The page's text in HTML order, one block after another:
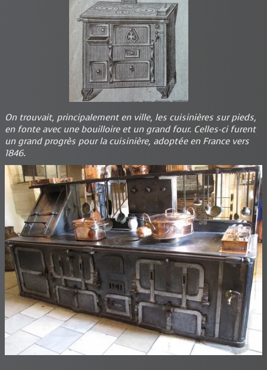
On trouvait, principalement en ville, les cuisinières sur pieds,
en fonte avec une bouilloire et un grand four. Celles-ci furent
un grand progrès pour la cuisinière, adoptée en France vers
1846.